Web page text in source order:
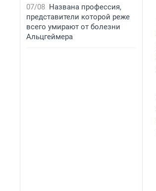
07/08 Названа профессия,
представители которой реже
всего умирают от болезни
Альцгеймера